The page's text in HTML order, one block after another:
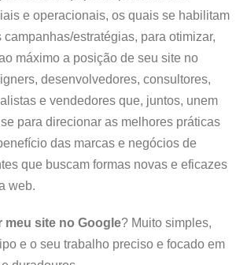
e operacionais, os quais se habilitam
estratégias, para otimizar,
máximo a posição de seu site no
desenvolvedores, consultores,
e vendedores que, juntos, unem
para direcionar as melhores práticas
das marcas e negócios de
que buscam formas novas e eficazes
web.
meu site no Google? Muito simples,
e o seu trabalho preciso e focado em